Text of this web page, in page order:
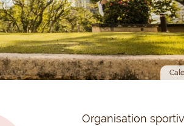
Organisation